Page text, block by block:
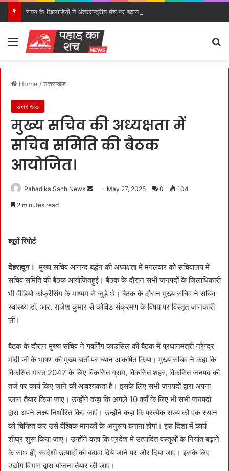
Menu
Home /उत्तराखंड
उत्तराखंड
मुख्य सचिव की अध्यक्षता में
सचिव समिति की बैठक
आयोजित।
Pahad ka Sach News
e
m
a
l
May 27, 2025 0 104
2 minutes read
ब्यूरों रिपोर्ट
देहरादून। मुख्य सचिव आनन्द बर्द्धन की अध्यक्षता में मंगलवार को सचिवालय में
सचिव समिति की बैठक आयोजितहुई। बैठक के दौरान सभी जनपदों के जिलाधिकारी
भी वीडियो कांफ्रेंसिंग के माध्यम से जुड़े थे। बैठक के दौरान मुख्य सचिव ने सचिव
स्वास्थ्य डॉ. आर. राजेश कुमार से कोविड संक्रमण के विषय पर विस्तृत जानकारी
ली।
बैठक के दौरान मुख्य सचिव ने गवर्निंग काउंसिल की बैठक में प्रधानमंत्री नरेन्द्र
मोदी जी के भाषण की मुख्य बातों पर ध्यान आकर्षित किया। मुख्य सचिव ने कहा कि
विकसित भारत 2047 के लिए विकसित ग्राम, विकसित शहर, विकसित जनपद की
तर्ज पर कार्य किए जाने की आवश्यकता है। इसके लिए सभी जनपदों द्वारा अपना
प्लान तैयार किया जाए। उन्होंने कहा कि अगले 10 वर्षों के लिए भी सभी जनपदों
द्वारा अपने लक्ष्य निर्धारित किए जाएं। उन्होंने कहा कि प्रत्येक राज्य को एक स्थान
को चिन्हित कर उसे वैश्विक मानकों के अनुरूप बनाना होगा। इस दिशा में कार्य
शीघ्र शुरू किया जाए। उन्होंने कहा कि प्रदेश में उत्पादित वस्तुओं के निर्यात बढ़ाने
के साथ ही, स्वदेशी उत्पादों को बढ़ावा दिये जाने पर जोर दिया जाए। इसके लिए
उद्योग विभाग द्वारा योजना तैयार की जाए।